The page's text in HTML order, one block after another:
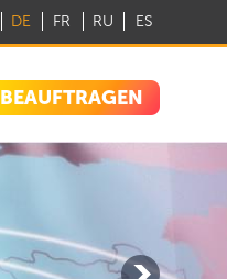
DE FR RU ES
BEAUFTRAGEN